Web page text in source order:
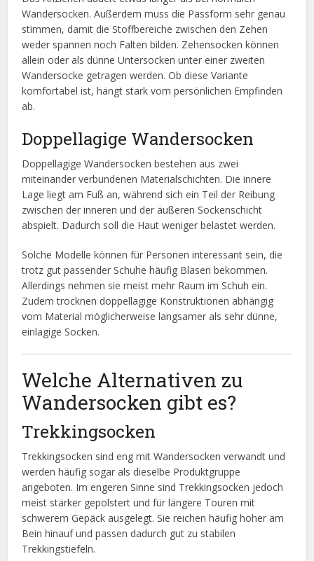
Wandersocken. Außerdem muss die Passform sehr genau
stimmen, damit die Stoffbereiche zwischen den Zehen
weder spannen noch Falten bilden. Zehensocken können
allein oder als dünne Untersocken unter einer zweiten
Wandersocke getragen werden. Ob diese Variante
komfortabel ist, hängt stark vom persönlichen Empfinden
ab.
Doppellagige Wandersocken
Doppellagige Wandersocken bestehen aus zwei
miteinander verbundenen Materialschichten. Die innere
Lage liegt am Fuß an, während sich ein Teil der Reibung
zwischen der inneren und der äußeren Sockenschicht
abspielt. Dadurch soll die Haut weniger belastet werden.
Solche Modelle können für Personen interessant sein, die
trotz gut passender Schuhe häufig Blasen bekommen.
Allerdings nehmen sie meist mehr Raum im Schuh ein.
Zudem trocknen doppellagige Konstruktionen abhängig
vom Material möglicherweise langsamer als sehr dünne,
einlagige Socken.
Welche Alternativen zu
Wandersocken gibt es?
Trekkingsocken
Trekkingsocken sind eng mit Wandersocken verwandt und
werden häufig sogar als dieselbe Produktgruppe
angeboten. Im engeren Sinne sind Trekkingsocken jedoch
meist stärker gepolstert und für längere Touren mit
schwerem Gepäck ausgelegt. Sie reichen häufig höher am
Bein hinauf und passen dadurch gut zu stabilen
Trekkingstiefeln.